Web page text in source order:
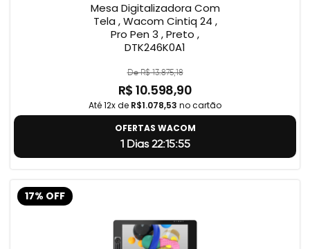
Mesa Digitalizadora Com
Tela , Wacom Cintiq 24 ,
Pro Pen 3 , Preto ,
DTK246K0A1
De R$ 13.875,18
R$ 10.598,90
Até 12x de R$1.078,53 no cartão
OFERTAS WACOM
1 Dias 22:15:55
17% OFF